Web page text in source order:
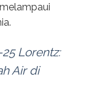
Lorentz:
Air di